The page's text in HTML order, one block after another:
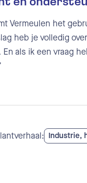
en
Vermeulen het
heb je volledig
als ik een vraag
Industrie,